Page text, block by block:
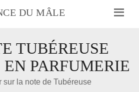
DU MÂLE
TUBÉREUSE
PARFUMERIE
sur la note de Tubéreuse
DE NOËL